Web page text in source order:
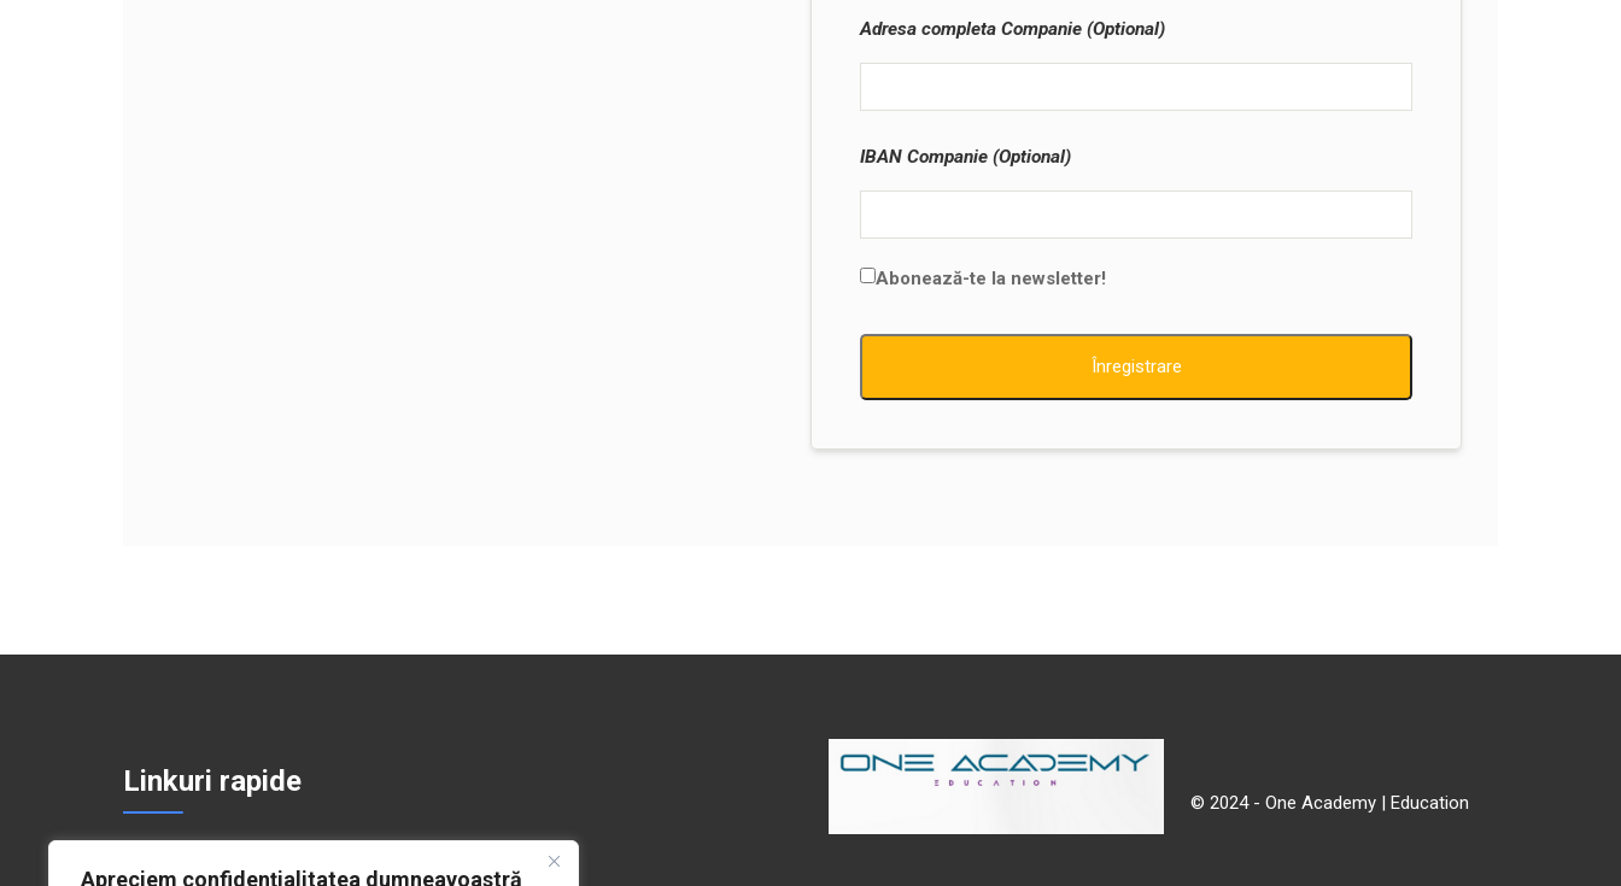
Apreciem confidențialitatea dumneavoastră
Adresa completa Companie (Optional)
IBAN Companie (Optional)
Abonează-te la newsletter!
Înregistrare
Linkuri rapide
Politică de Confidențialitate
© 2024 - One Academy | Education